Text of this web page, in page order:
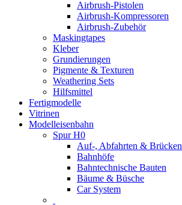
Airbrush-Pistolen
Airbrush-Kompressoren
Airbrush-Zubehör
Maskingtapes
Kleber
Grundierungen
Pigmente & Texturen
Weathering Sets
Hilfsmittel
Fertigmodelle
Vitrinen
Modelleisenbahn
Spur H0
Auf-, Abfahrten & Brücken
Bahnhöfe
Bahntechnische Bauten
Bäume & Büsche
Car System